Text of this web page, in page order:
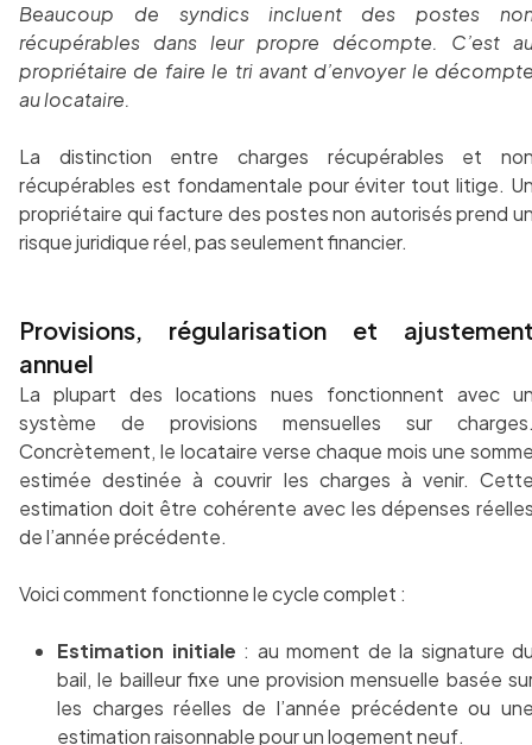
Beaucoup de syndics incluent des postes
récupérables dans leur propre décompte. C’est
propriétaire de faire le tri avant d’envoyer le
au locataire.
La distinction entre charges récupérables et
récupérables est fondamentale pour éviter tout litige.
propriétaire qui facture des postes non autorisés prend
risque juridique réel, pas seulement financier.
Provisions, régularisation et
annuel
La plupart des locations nues fonctionnent avec
système de provisions mensuelles sur
Concrètement, le locataire verse chaque mois une
estimée destinée à couvrir les charges à venir.
estimation doit être cohérente avec les dépenses
de l’année précédente.
Voici comment fonctionne le cycle complet :
Estimation initiale : au moment de la signature
bail, le bailleur fixe une provision mensuelle basée
les charges réelles de l’année précédente ou
estimation raisonnable pour un logement neuf.